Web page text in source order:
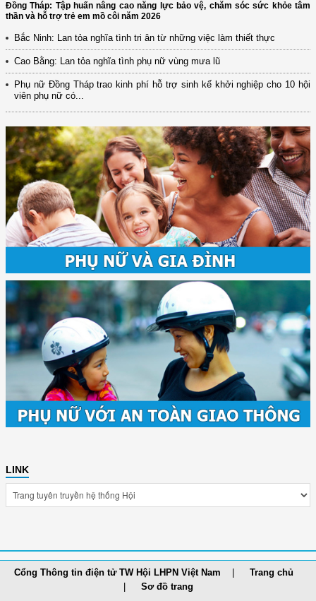
Đồng Tháp: Tập huấn nâng cao năng lực bảo vệ, chăm sóc sức khỏe tâm
thần và hỗ trợ trẻ em mồ côi năm 2026
Bắc Ninh: Lan tỏa nghĩa tình tri ân từ những việc làm thiết thực
Cao Bằng: Lan tỏa nghĩa tình phụ nữ vùng mưa lũ
Phụ nữ Đồng Tháp trao kinh phí hỗ trợ sinh kế khởi nghiệp cho 10 hội
viên phụ nữ có...
LINK
Cổng Thông tin điện tử TW Hội LHPN Việt Nam
Trang chủ
Sơ đồ trang